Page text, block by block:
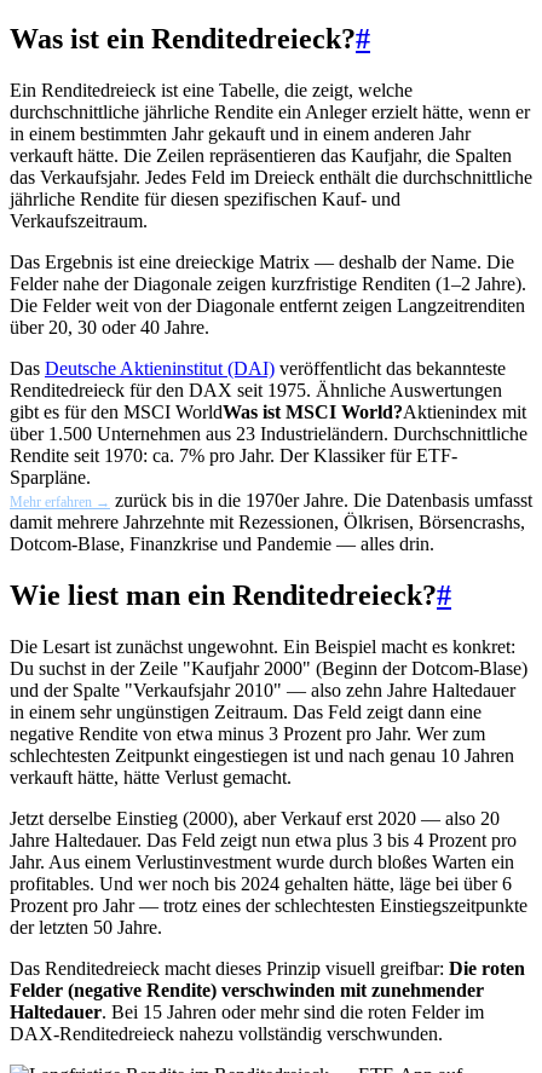
Was ist ein Renditedreieck?#
Ein Renditedreieck ist eine Tabelle, die zeigt, welche
durchschnittliche jährliche Rendite ein Anleger erzielt hätte, wenn er
in einem bestimmten Jahr gekauft und in einem anderen Jahr
verkauft hätte. Die Zeilen repräsentieren das Kaufjahr, die Spalten
das Verkaufsjahr. Jedes Feld im Dreieck enthält die durchschnittliche
jährliche Rendite für diesen spezifischen Kauf- und
Verkaufszeitraum.
Das Ergebnis ist eine dreieckige Matrix — deshalb der Name. Die
Felder nahe der Diagonale zeigen kurzfristige Renditen (1–2 Jahre).
Die Felder weit von der Diagonale entfernt zeigen Langzeitrenditen
über 20, 30 oder 40 Jahre.
Das Deutsche Aktieninstitut (DAI) veröffentlicht das bekannteste
Renditedreieck für den DAX seit 1975. Ähnliche Auswertungen
gibt es für den MSCI WorldWas ist MSCI World?Aktienindex mit
über 1.500 Unternehmen aus 23 Industrieländern. Durchschnittliche
Rendite seit 1970: ca. 7% pro Jahr. Der Klassiker für ETF-
Sparpläne.
Mehr erfahren → zurück bis in die 1970er Jahre. Die Datenbasis umfasst
damit mehrere Jahrzehnte mit Rezessionen, Ölkrisen, Börsencrashs,
Dotcom-Blase, Finanzkrise und Pandemie — alles drin.
Wie liest man ein Renditedreieck?#
Die Lesart ist zunächst ungewohnt. Ein Beispiel macht es konkret:
Du suchst in der Zeile "Kaufjahr 2000" (Beginn der Dotcom-Blase)
und der Spalte "Verkaufsjahr 2010" — also zehn Jahre Haltedauer
in einem sehr ungünstigen Zeitraum. Das Feld zeigt dann eine
negative Rendite von etwa minus 3 Prozent pro Jahr. Wer zum
schlechtesten Zeitpunkt eingestiegen ist und nach genau 10 Jahren
verkauft hätte, hätte Verlust gemacht.
Jetzt derselbe Einstieg (2000), aber Verkauf erst 2020 — also 20
Jahre Haltedauer. Das Feld zeigt nun etwa plus 3 bis 4 Prozent pro
Jahr. Aus einem Verlustinvestment wurde durch bloßes Warten ein
profitables. Und wer noch bis 2024 gehalten hätte, läge bei über 6
Prozent pro Jahr — trotz eines der schlechtesten Einstiegszeitpunkte
der letzten 50 Jahre.
Das Renditedreieck macht dieses Prinzip visuell greifbar: Die roten
Felder (negative Rendite) verschwinden mit zunehmender
Haltedauer. Bei 15 Jahren oder mehr sind die roten Felder im
DAX-Renditedreieck nahezu vollständig verschwunden.